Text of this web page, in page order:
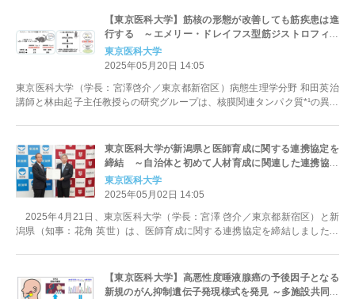
【東京医科大学】筋核の形態が改善しても筋疾患は進
行する ～エメリー・ドレイフス型筋ジストロフィー
病態メカニズム解明への新展開～
東京医科大学
2025年05月20日 14:05
東京医科大学（学長：宮澤啓介／東京都新宿区）病態生理学分野 和田英治
講師と林由起子主任教授らの研究グループは、核膜関連タンパク質*¹の異常
東京医科大学が新潟県と医師育成に関する連携協定を
締結 ～自治体と初めて人材育成に関連した連携協定
を締結～
東京医科大学
2025年05月02日 14:05
2025年4月21日、東京医科大学（学長：宮澤 啓介／東京都新宿区）と新
潟県（知事：花角 英世）は、医師育成に関する連携協定を締結しました。
【東京医科大学】高悪性度唾液腺癌の予後因子となる
新規のがん抑制遺伝子発現様式を発見 ～多施設共同研